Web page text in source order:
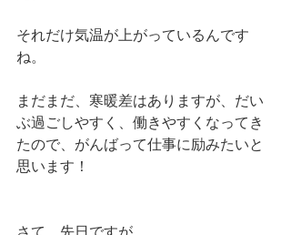
それだけ気温が上がっているんです
ね。
まだまだ、寒暖差はありますが、だい
ぶ過ごしやすく、働きやすくなってき
たので、がんばって仕事に励みたいと
思います！
さて、先日ですが